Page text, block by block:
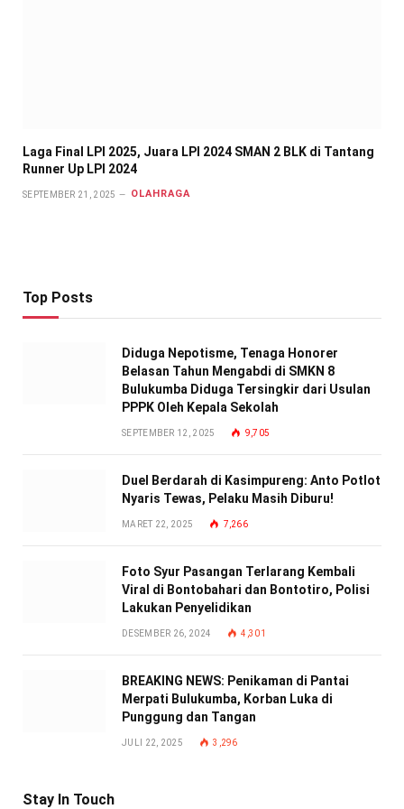
Laga Final LPI 2025, Juara LPI 2024 SMAN 2 BLK di Tantang
Runner Up LPI 2024
SEPTEMBER 21, 2025 OLAHRAGA
Top Posts
Diduga Nepotisme, Tenaga Honorer
Belasan Tahun Mengabdi di SMKN 8
Bulukumba Diduga Tersingkir dari Usulan
PPPK Oleh Kepala Sekolah
SEPTEMBER 12, 2025 9,705
Duel Berdarah di Kasimpureng: Anto Potlot
Nyaris Tewas, Pelaku Masih Diburu!
MARET 22, 2025 7,266
Foto Syur Pasangan Terlarang Kembali
Viral di Bontobahari dan Bontotiro, Polisi
Lakukan Penyelidikan
DESEMBER 26, 2024 4,301
BREAKING NEWS: Penikaman di Pantai
Merpati Bulukumba, Korban Luka di
Punggung dan Tangan
JULI 22, 2025 3,296
Stay In Touch